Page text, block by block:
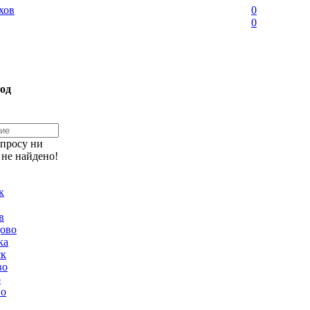
0
0
ни
найдено!